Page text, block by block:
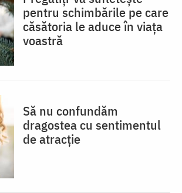
pentru schimbările pe care
căsătoria le aduce în viața
voastră
Să nu confundăm
dragostea cu sentimentul
de atracție